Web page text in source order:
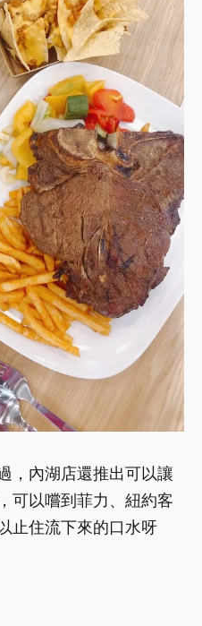
，內湖店還推出可以讓
可以嚐到菲力、紐約客
止住流下來的口水呀